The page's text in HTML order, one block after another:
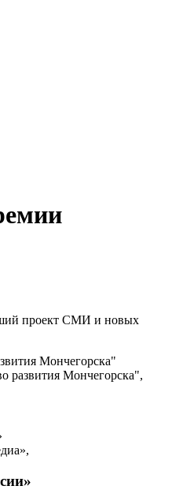
проект СМИ и новых
Мончегорска"
развития Мончегорска",